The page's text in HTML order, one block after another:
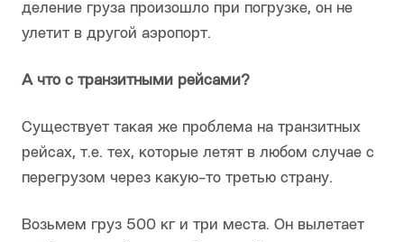
деление груза произошло при погрузке, он не
улетит в другой аэропорт.
А что с транзитными рейсами?
Существует такая же проблема на транзитных
рейсах, т.е. тех, которые летят в любом случае с
перегрузом через какую-то третью страну.
Возьмем груз 500 кг и три места. Он вылетает